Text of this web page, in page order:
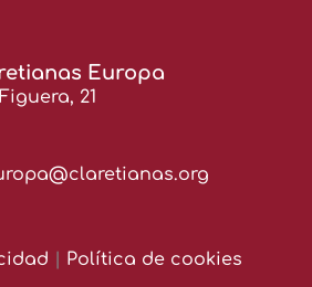
Europa
21
Política de cookies